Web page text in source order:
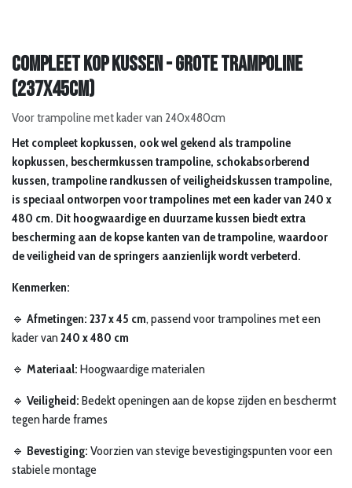
Compleet kop kussen - grote trampoline
(237x45cm)
Voor trampoline met kader van 240x480cm
Het compleet kopkussen, ook wel gekend als trampoline
kopkussen, beschermkussen trampoline, schokabsorberend
kussen, trampoline randkussen of veiligheidskussen trampoline,
is speciaal ontworpen voor trampolines met een kader van 240 x
480 cm. Dit hoogwaardige en duurzame kussen biedt extra
bescherming aan de kopse kanten van de trampoline, waardoor
de veiligheid van de springers aanzienlijk wordt verbeterd.
Kenmerken:
🔹 Afmetingen: 237 x 45 cm, passend voor trampolines met een
kader van240 x 480 cm
🔹 Materiaal: Hoogwaardige materialen
🔹 Veiligheid: Bedekt openingen aan de kopse zijden en beschermt
tegen harde frames
🔹 Bevestiging: Voorzien van stevige bevestigingspunten voor een
stabiele montage